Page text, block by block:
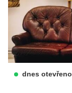
dnes otevřeno